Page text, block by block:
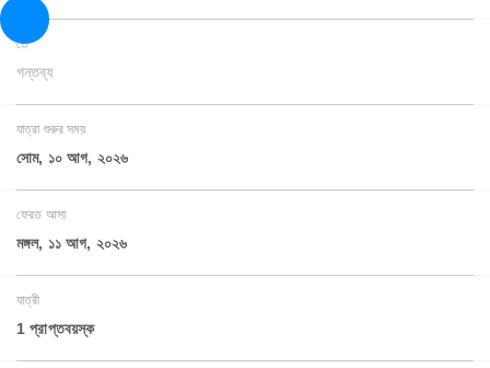
তে
গন্তব্য
যাত্রা শুরুর সময়
সোম, ১০ আগ, ২০২৬
ফেরত আসা
মঙ্গল, ১১ আগ, ২০২৬
যাত্রী
1 প্রাপ্তবয়স্ক